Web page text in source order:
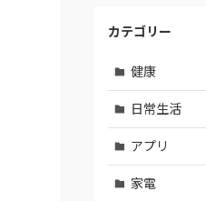
カテゴリー
健康
日常生活
アプリ
家電